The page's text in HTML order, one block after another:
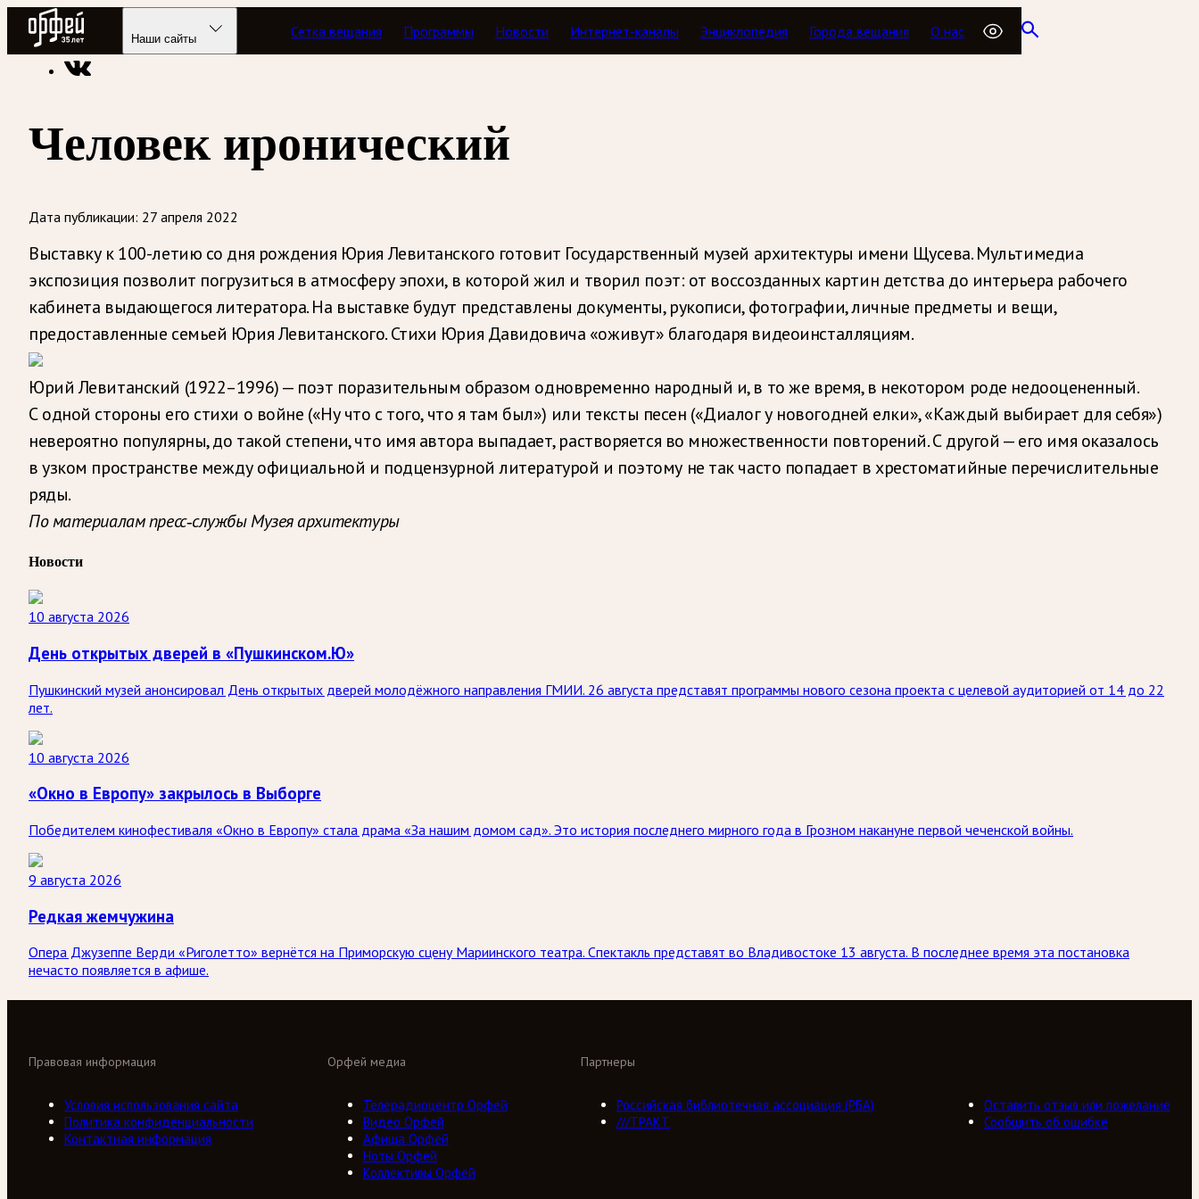
Радио Орфей
Наши сайты Сетка вещания Программы Новости Интернет-каналы Энциклопедия Города вещания О нас
Радио классической музыки «Орфей» Новости
Человек иронический
Дата публикации: 27 апреля 2022
Выставку к 100-летию со дня рождения Юрия Левитанского готовит Государственный музей архитектуры имени Щусева. Мультимедиа
экспозиция позволит погрузиться в атмосферу эпохи, в которой жил и творил поэт: от воссозданных картин детства до интерьера рабочего
кабинета выдающегося литератора. На выставке будут представлены документы, рукописи, фотографии, личные предметы и вещи,
предоставленные семьей Юрия Левитанского. Стихи Юрия Давидовича «оживут» благодаря видеоинсталляциям.
Юрий Левитанский (1922–1996) — поэт поразительным образом одновременно народный и, в то же время, в некотором роде недооцененный.
С одной стороны его стихи о войне («Ну что с того, что я там был») или тексты песен («Диалог у новогодней елки», «Каждый выбирает для себя»)
невероятно популярны, до такой степени, что имя автора выпадает, растворяется во множественности повторений. С другой — его имя оказалось
в узком пространстве между официальной и подцензурной литературой и поэтому не так часто попадает в хрестоматийные перечислительные
ряды.
По материалам пресс-службы Музея архитектуры
Новости
10 августа 2026
День открытых дверей в «Пушкинском.Ю»
Пушкинский музей анонсировал День открытых дверей молодёжного направления ГМИИ. 26 августа представят программы нового сезона проекта с целевой аудиторией от 14 до 22
лет.
10 августа 2026
«Окно в Европу» закрылось в Выборге
Победителем кинофестиваля «Окно в Европу» стала драма «За нашим домом сад». Это история последнего мирного года в Грозном накануне первой чеченской войны.
9 августа 2026
Редкая жемчужина
Опера Джузеппе Верди «Риголетто» вернётся на Приморскую сцену Мариинского театра. Спектакль представят во Владивостоке 13 августа. В последнее время эта постановка
нечасто появляется в афише.
Орфей медиа
Телерадиоцентр Орфей
Видео Орфей
Афиша Орфей
Ноты Орфей
Коллективы Орфей
Партнеры
Российская библиотечная ассоциация (РБА)
///ТРАКТ
Правовая информация
Условия использования сайта
Политика конфиденциальности
Контактная информация
Оставить отзыв или пожелание
Сообщить об ошибке